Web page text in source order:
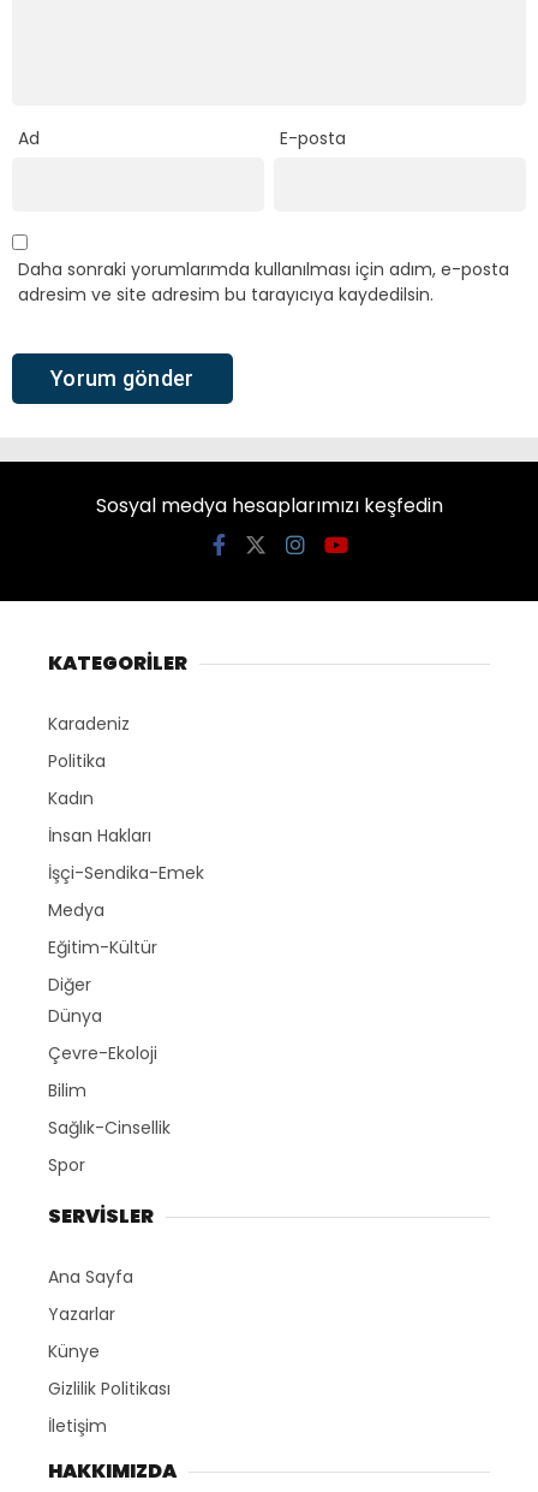
Ad E-posta
Daha sonraki yorumlarımda kullanılması için adım, e-posta
adresim ve site adresim bu tarayıcıya kaydedilsin.
Sosyal medya hesaplarımızı keşfedin
KATEGORİLER
Karadeniz
Politika
Kadın
İnsan Hakları
İşçi-Sendika-Emek
Medya
Eğitim-Kültür
Diğer
Dünya
Çevre-Ekoloji
Bilim
Sağlık-Cinsellik
Spor
SERVİSLER
Ana Sayfa
Yazarlar
Künye
Gizlilik Politikası
İletişim
HAKKIMIZDA